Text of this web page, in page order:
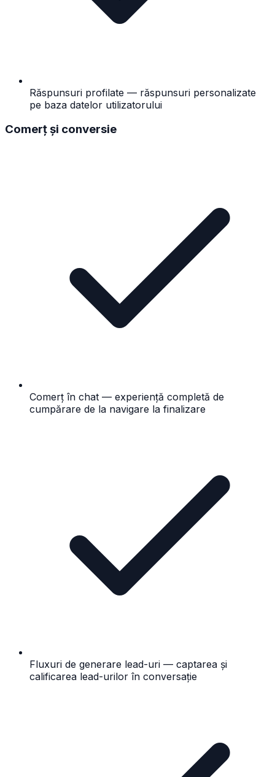
Răspunsuri profilate — răspunsuri personalizate
pe baza datelor utilizatorului
Comerț și conversie
Comerț în chat — experiență completă de
cumpărare de la navigare la finalizare
Fluxuri de generare lead-uri — captarea și
calificarea lead-urilor în conversație